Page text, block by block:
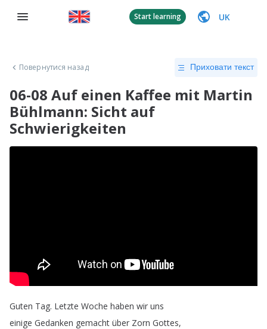
Start learning UK
Повернутися назад Приховати текст
06-08 Auf einen Kaffee mit Martin
Bühlmann: Sicht auf
Schwierigkeiten
Guten Tag. Letzte Woche haben wir uns
einige Gedanken gemacht über Zorn Gottes,